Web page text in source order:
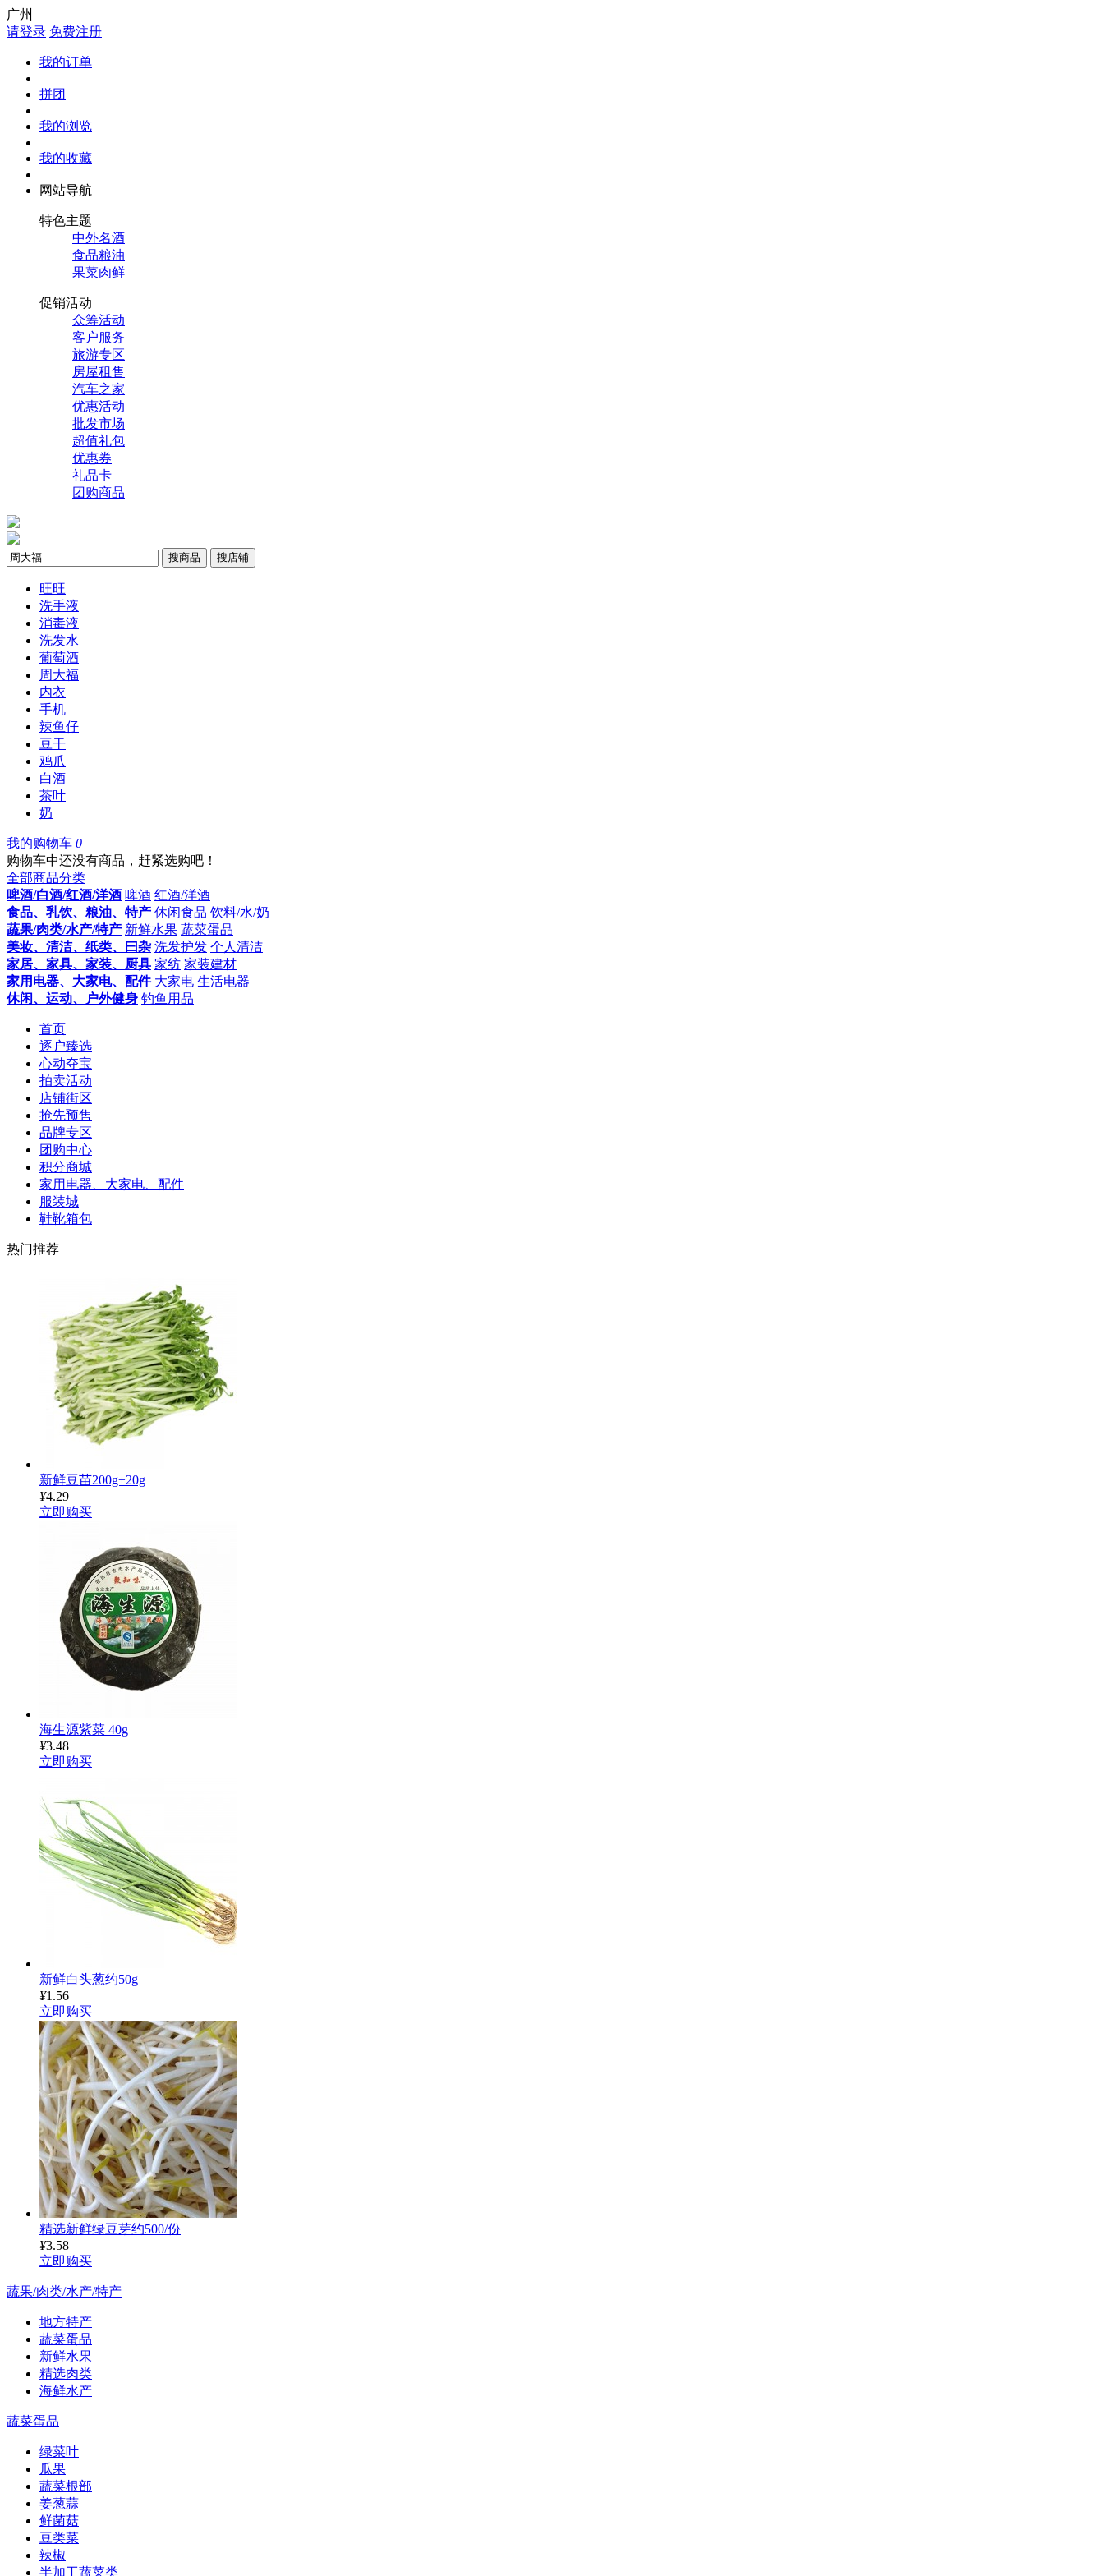
广州
请登录 免费注册
我的订单
拼团
我的浏览
我的收藏
网站导航
特色主题
中外名酒
食品粮油
果菜肉鲜
促销活动
众筹活动
客户服务
旅游专区
房屋租售
汽车之家
优惠活动
批发市场
超值礼包
优惠券
礼品卡
团购商品
搜商品 搜店铺
旺旺
洗手液
消毒液
洗发水
葡萄酒
周大福
内衣
手机
辣鱼仔
豆干
鸡爪
白酒
茶叶
奶
我的购物车 0
购物车中还没有商品，赶紧选购吧！
全部商品分类
啤酒/白酒/红酒/洋酒 啤酒 红酒/洋酒
食品、乳饮、粮油、特产 休闲食品 饮料/水/奶
蔬果/肉类/水产/特产 新鲜水果 蔬菜蛋品
美妆、清洁、纸类、曰杂 洗发护发 个人清洁
家居、家具、家装、厨具 家纺 家装建材
家用电器、大家电、配件 大家电 生活电器
休闲、运动、户外健身 钓鱼用品
首页
逐户臻选
心动夺宝
拍卖活动
店铺街区
抢先预售
品牌专区
团购中心
积分商城
家用电器、大家电、配件
服装城
鞋靴箱包
热门推荐
新鲜豆苗200g±20g
¥4.29
立即购买
海生源紫菜 40g
¥3.48
立即购买
新鲜白头葱约50g
¥1.56
立即购买
精选新鲜绿豆芽约500/份
¥3.58
立即购买
蔬果/肉类/水产/特产
地方特产
蔬菜蛋品
新鲜水果
精选肉类
海鲜水产
蔬菜蛋品
绿菜叶
瓜果
蔬菜根部
姜葱蒜
鲜菌菇
豆类菜
辣椒
半加工蔬菜类